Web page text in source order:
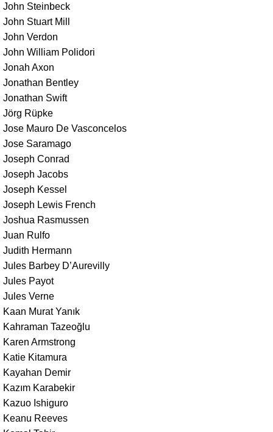
John Steinbeck
John Stuart Mill
John Verdon
John William Polidori
Jonah Axon
Jonathan Bentley
Jonathan Swift
Jörg Rüpke
Jose Mauro De Vasconcelos
Jose Saramago
Joseph Conrad
Joseph Jacobs
Joseph Kessel
Joseph Lewis French
Joshua Rasmussen
Juan Rulfo
Judith Hermann
Jules Barbey D’Aurevilly
Jules Payot
Jules Verne
Kaan Murat Yanık
Kahraman Tazeoğlu
Karen Armstrong
Katie Kitamura
Kayahan Demir
Kazım Karabekir
Kazuo Ishiguro
Keanu Reeves